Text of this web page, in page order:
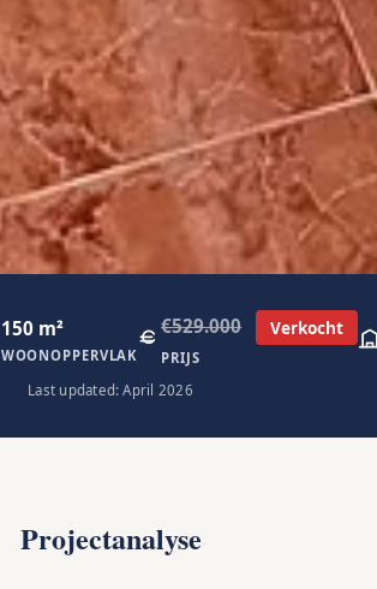
150 m²
WOONOPPERVLAK
€529.000 Verkocht
PRIJS
Last updated: April 2026
Projectanalyse